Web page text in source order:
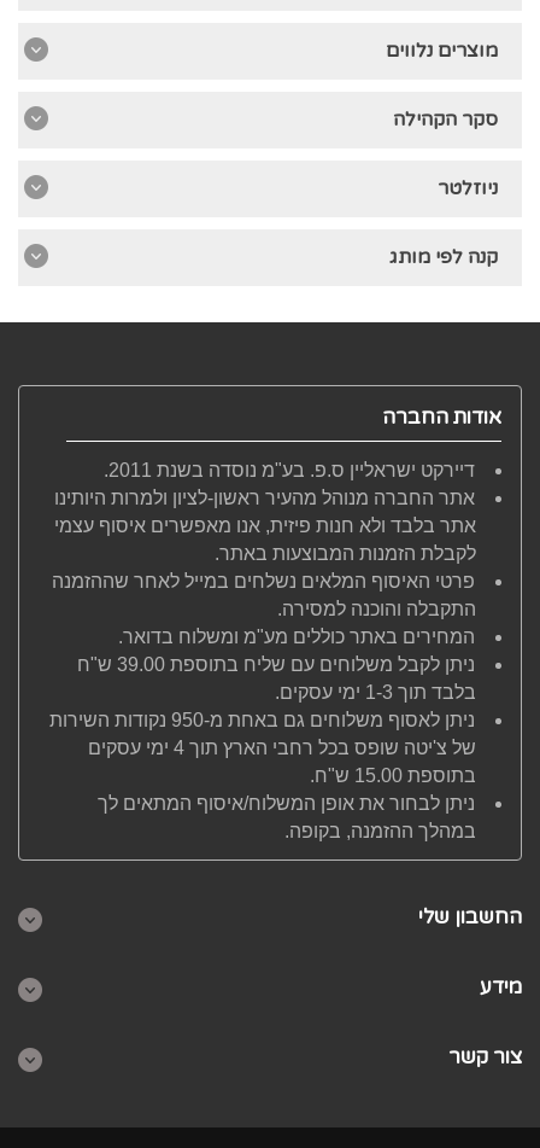
מוצרים נלווים
סקר הקהילה
ניוזלטר
קנה לפי מותג
אודות החברה
דיירקט ישראליין ס.פ. בע"מ נוסדה בשנת 2011.
אתר החברה מנוהל מהעיר ראשון-לציון ולמרות היותינו
אתר בלבד ולא חנות פיזית, אנו מאפשרים איסוף עצמי
לקבלת הזמנות המבוצעות באתר.
פרטי האיסוף המלאים נשלחים במייל לאחר שההזמנה
התקבלה והוכנה למסירה.
המחירים באתר כוללים מע"מ ומשלוח בדואר.
ניתן לקבל משלוחים עם שליח בתוספת 39.00 ש"ח
בלבד תוך 1-3 ימי עסקים.
ניתן לאסוף משלוחים גם באחת מ-950 נקודות השירות
של צ'יטה שופס בכל רחבי הארץ תוך 4 ימי עסקים
בתוספת 15.00 ש"ח.
ניתן לבחור את אופן המשלוח/איסוף המתאים לך
במהלך ההזמנה, בקופה.
החשבון שלי
מידע
צור קשר